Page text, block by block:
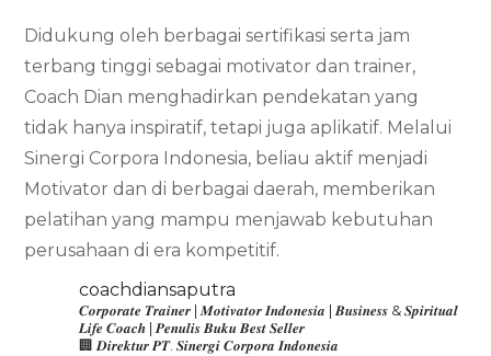
Didukung oleh berbagai sertifikasi serta jam
terbang tinggi sebagai motivator dan trainer,
Coach Dian menghadirkan pendekatan yang
tidak hanya inspiratif, tetapi juga aplikatif. Melalui
Sinergi Corpora Indonesia, beliau aktif menjadi
Motivator dan di berbagai daerah, memberikan
pelatihan yang mampu menjawab kebutuhan
perusahaan di era kompetitif.
coachdiansaputra
𝑪𝒐𝒓𝒑𝒐𝒓𝒂𝒕𝒆 𝑻𝒓𝒂𝒊𝒏𝒆𝒓 | 𝑴𝒐𝒕𝒊𝒗𝒂𝒕𝒐𝒓 𝑰𝒏𝒅𝒐𝒏𝒆𝒔𝒊𝒂 | 𝑩𝒖𝒔𝒊𝒏𝒆𝒔𝒔 & 𝑺𝒑𝒊𝒓𝒊𝒕𝒖𝒂𝒍
𝑳𝒊𝒇𝒆 𝑪𝒐𝒂𝒄𝒉 | 𝑷𝒆𝒏𝒖𝒍𝒊𝒔 𝑩𝒖𝒌𝒖 𝑩𝒆𝒔𝒕 𝑺𝒆𝒍𝒍𝒆𝒓
🏢 𝑫𝒊𝒓𝒆𝒌𝒕𝒖𝒓 𝑷𝑻. 𝑺𝒊𝒏𝒆𝒓𝒈𝒊 𝑪𝒐𝒓𝒑𝒐𝒓𝒂 𝑰𝒏𝒅𝒐𝒏𝒆𝒔𝒊𝒂